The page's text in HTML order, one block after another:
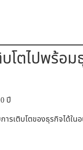
บโตไปพร้อ
ปี
ารเติบโตของธุรกิจได้ใน